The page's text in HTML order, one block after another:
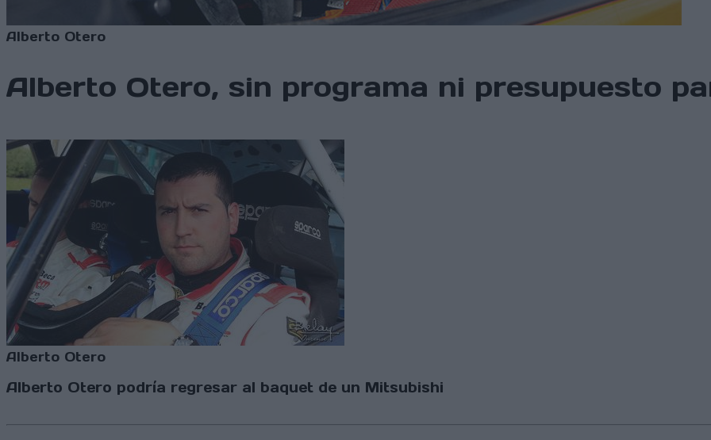
Alberto Otero
Alberto Otero, sin programa ni presupuesto
Alberto Otero
Alberto Otero podría regresar al baquet de un Mitsubishi